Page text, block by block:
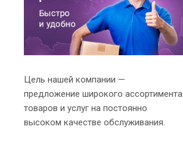
Цель нашей компании —
предложение широкого ассортимента
товаров и услуг на постоянно
высоком качестве обслуживания.